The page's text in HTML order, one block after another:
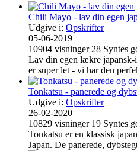
Chili Mayo - lav din egen
Udgive i: Opskrifter
05-06-2019
10904 visninger 28 Syntes
Lav din egen lækre
er super let - vi har den
Tonkatsu - panerede og
Udgive i: Opskrifter
26-02-2020
10829 visninger 19 Syntes
Tonkatsu er en klassisk
Japan. De panerede,